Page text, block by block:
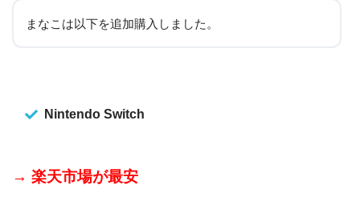
まなこは以下を追加購入しました。
Nintendo Switch
→ 楽天市場が最安